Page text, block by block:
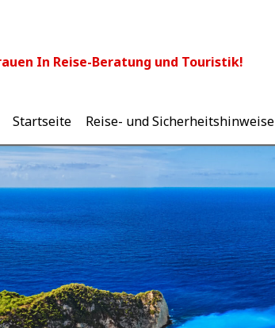
In Reise-Beratung und Touristik!
Startseite Reise- und Sicherheitshinweise